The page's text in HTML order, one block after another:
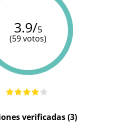
3.9/5
(59 votos)
verificadas (3)